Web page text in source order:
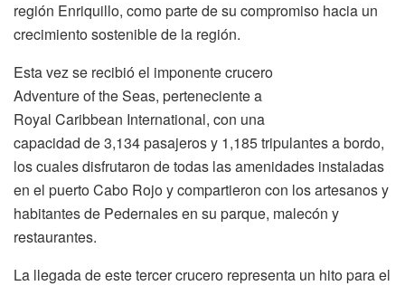
región Enriquillo, como parte de su compromiso hacia un
crecimiento sostenible de la región.
Esta vez se recibió el imponente crucero
Adventure of the Seas, perteneciente a
Royal Caribbean International, con una
capacidad de 3,134 pasajeros y 1,185 tripulantes a bordo,
los cuales disfrutaron de todas las amenidades instaladas
en el puerto Cabo Rojo y compartieron con los artesanos y
habitantes de Pedernales en su parque, malecón y
restaurantes.
La llegada de este tercer crucero representa un hito para el